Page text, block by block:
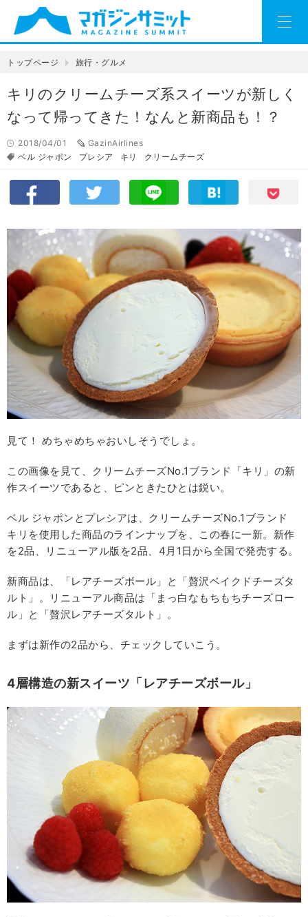
トップページ 旅行・グルメ
キリのクリームチーズ系スイーツが新しく
なって帰ってきた！なんと新商品も！？
2018/04/01
GazinAirlines
ベル ジャポン
プレシア キリ クリームチーズ
見て！ めちゃめちゃおいしそうでしょ。
この画像を見て、クリームチーズNo.1ブランド「キリ」の新
作スイーツであると、ピンときたひとは鋭い。
ベル ジャポンとプレシアは、クリームチーズNo.1ブランド
キリを使用した商品のラインナップを、この春に一新。新作
を2品、リニューアル版を2品、4月1日から全国で発売する。
新商品は、「レアチーズボール」と「贅沢ベイクドチーズタ
ルト」。リニューアル商品は「まっ白なもちもちチーズロー
ル」と「贅沢レアチーズタルト」。
まずは新作の2品から、チェックしていこう。
4層構造の新スイーツ「レアチーズボール」